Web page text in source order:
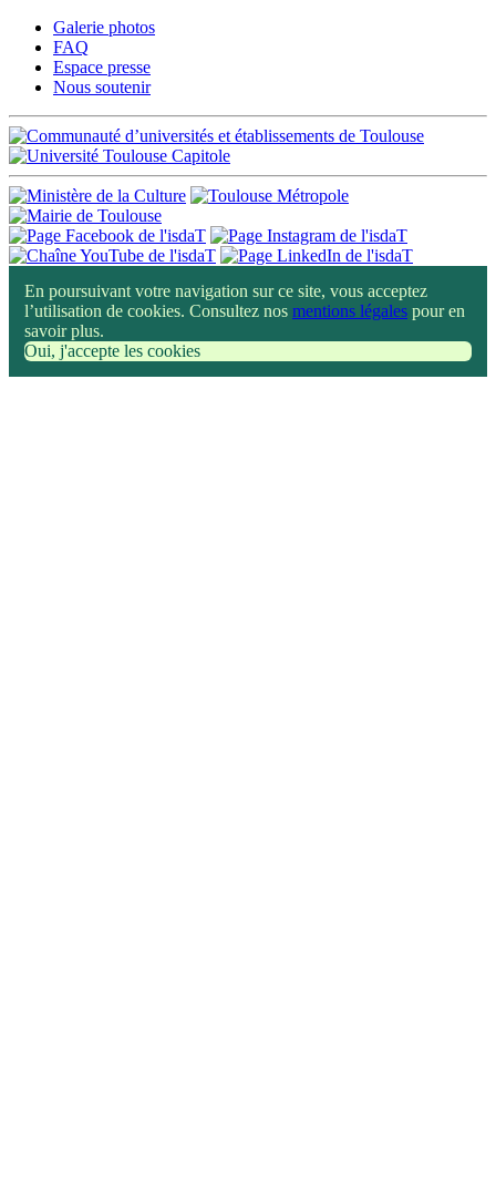
Galerie photos
FAQ
Espace presse
Nous soutenir
En poursuivant votre navigation sur ce site, vous acceptez
l’utilisation de cookies. Consultez nos mentions légales pour en
savoir plus.
Oui, j'accepte les cookies